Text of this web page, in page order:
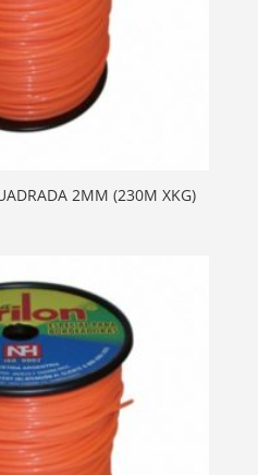
2MM (230M XKG)